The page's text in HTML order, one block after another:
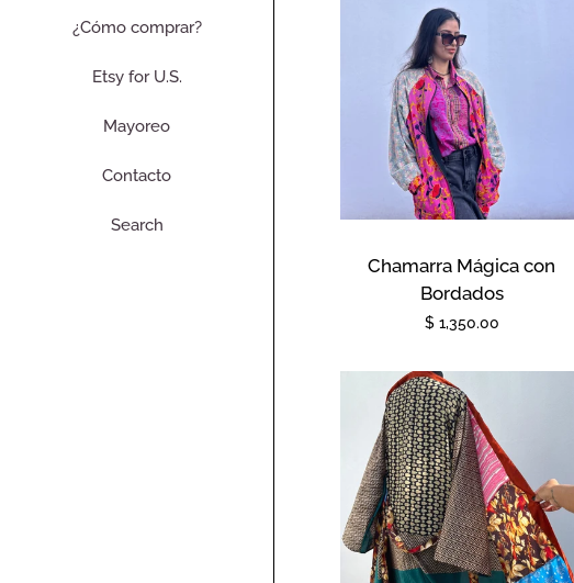
¿Cómo comprar?
Etsy for U.S.
Mayoreo
Contacto
Search
Chamarra Mágica con
Bordados
Precio
$ 1,350.00